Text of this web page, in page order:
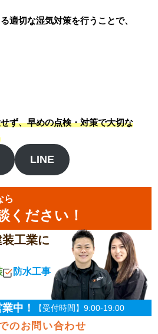
適切な湿気対策を行うことで、
ず、早めの点検・対策で大切な
LINE
ら
ください！
工業に
防水工事
中！ 【受付時間】9:00-19:00
のお問い合わせ